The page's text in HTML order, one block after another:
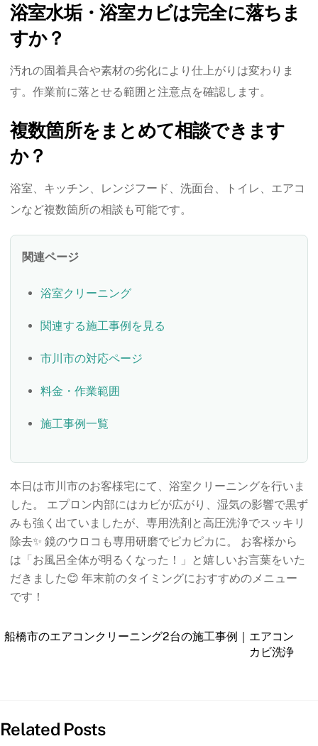
浴室水垢・浴室カビは完全に落ちま
すか？
汚れの固着具合や素材の劣化により仕上がりは変わりま
す。作業前に落とせる範囲と注意点を確認します。
複数箇所をまとめて相談できます
か？
浴室、キッチン、レンジフード、洗面台、トイレ、エアコ
ンなど複数箇所の相談も可能です。
関連ページ
浴室クリーニング
関連する施工事例を見る
市川市の対応ページ
料金・作業範囲
施工事例一覧
本日は市川市のお客様宅にて、浴室クリーニングを行いま
した。 エプロン内部にはカビが広がり、湿気の影響で黒ず
みも強く出ていましたが、専用洗剤と高圧洗浄でスッキリ
除去✨ 鏡のウロコも専用研磨でピカピカに。 お客様から
は「お風呂全体が明るくなった！」と嬉しいお言葉をいた
だきました😊 年末前のタイミングにおすすめのメニュー
です！
船橋市のエアコンクリーニング2台の施工事例｜エアコン
カビ洗浄
Related Posts